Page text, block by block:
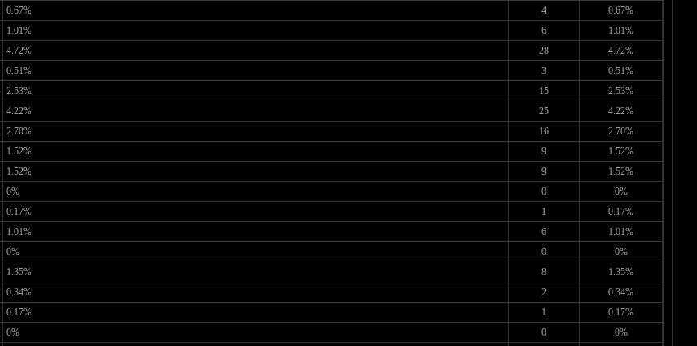
0.67% 4
0.67%
1.01% 6
1.01%
4.72% 28
4.72%
0.51% 3
0.51%
2.53% 15
2.53%
4.22% 25
4.22%
2.70% 16
2.70%
1.52% 9
1.52%
1.52% 9
1.52%
0% 0
0%
0.17% 1
0.17%
1.01% 6
1.01%
0% 0
0%
1.35% 8
1.35%
0.34% 2
0.34%
0.17% 1
0.17%
0% 0
0%